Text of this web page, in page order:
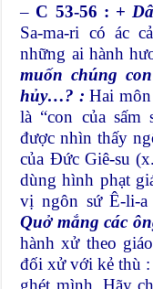
– C 53-56 : +
Sa-ma-ri có ác
những ai hành
muốn chúng
hủy…? : Hai
là “con của
được nhìn thấy
của Đức Giê-su
dùng hình phạt
vị ngôn sứ Ê-li-
Quở mắng các
hành xử theo
đối xử với kẻ thù
ghét mình. Hãy